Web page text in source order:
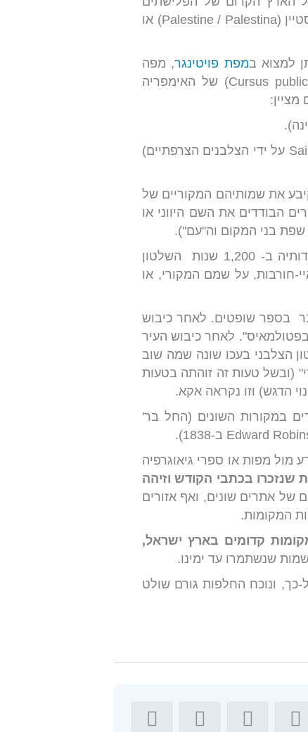
(ולמרות שלאלו כבר לא נותר זכר תרבותי או אתני בתקופה זו) אשר לימים הפך ל- פלסטין/ פלסטיין (Palestine / Palestina) או
מפת פויטינגר, מפה
רשמית של האימפריה (על יסוד מפת תלמי) אשר מתארת את רשת "שירות הבלדרים" (Cursus publicus) של האימפריה
גם עיר הנמל החשובה עכו זכתה לשם לטיני (PTOLEMAIS על ידי תלמי השני ו-Saint Jean d'Acre על ידי הצלבנים הצרפתיים)
ייחודי לארץ ישראל, דווקא הכיבוד הערבי של ארץ ישראל (החל משנת 630) קיבע את שמותיהם המקוריים של
הבודדים את השם היווני או
בני המקום וה"עם").
למעט כפרים בודדים וזניחים יחסית, וכן העיר רמלה - שהיא העיר היחידה אשר הוקמה מיסודותיה ב- 1,200 שנות השלטון
חורבות, על שמם המקורי, או
בספר שופטים. לאחר כיבוש
לאחר כיבוש העיר
הצלבני בעכו שונה שמה שוב
(ובשל טעות זה זוהתה בטעות
הדגש) וזו נקראה אקא.
במקורות השונים (החל בר'
מפות או ספרי גיאוגרפיה
אשר סקר כ-1,000 מקומות שנזכרו בכתבי הקודש וזיהה
של אתרים שונים, ואף אזורים
המקומות.
קדומים בארץ ישראל,
ונוכח החלפות גורם שולט